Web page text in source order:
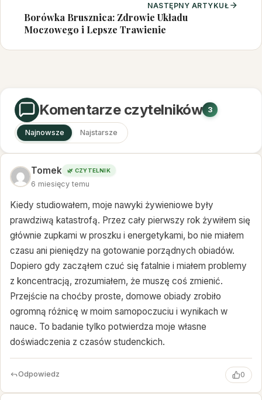
NASTĘPNY ARTYKUŁ
Borówka Brusznica: Zdrowie Układu
Moczowego i Lepsze Trawienie
Komentarze czytelników 3
Najnowsze Najstarsze
Tomek 🌿 CZYTELNIK
6 miesięcy temu
Kiedy studiowałem, moje nawyki żywieniowe były
prawdziwą katastrofą. Przez cały pierwszy rok żywiłem się
głównie zupkami w proszku i energetykami, bo nie miałem
czasu ani pieniędzy na gotowanie porządnych obiadów.
Dopiero gdy zacząłem czuć się fatalnie i miałem problemy
z koncentracją, zrozumiałem, że muszę coś zmienić.
Przejście na choćby proste, domowe obiady zrobiło
ogromną różnicę w moim samopoczuciu i wynikach w
nauce. To badanie tylko potwierdza moje własne
doświadczenia z czasów studenckich.
Odpowiedz 0